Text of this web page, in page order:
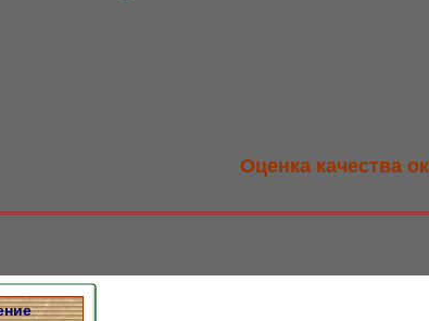
Оценка качества